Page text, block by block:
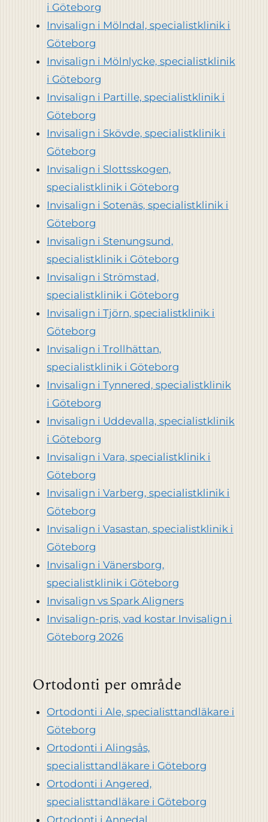
i Göteborg
Invisalign i Mölndal, specialistklinik i
Göteborg
Invisalign i Mölnlycke, specialistklinik
i Göteborg
Invisalign i Partille, specialistklinik i
Göteborg
Invisalign i Skövde, specialistklinik i
Göteborg
Invisalign i Slottsskogen,
specialistklinik i Göteborg
Invisalign i Sotenäs, specialistklinik i
Göteborg
Invisalign i Stenungsund,
specialistklinik i Göteborg
Invisalign i Strömstad,
specialistklinik i Göteborg
Invisalign i Tjörn, specialistklinik i
Göteborg
Invisalign i Trollhättan,
specialistklinik i Göteborg
Invisalign i Tynnered, specialistklinik
i Göteborg
Invisalign i Uddevalla, specialistklinik
i Göteborg
Invisalign i Vara, specialistklinik i
Göteborg
Invisalign i Varberg, specialistklinik i
Göteborg
Invisalign i Vasastan, specialistklinik i
Göteborg
Invisalign i Vänersborg,
specialistklinik i Göteborg
Invisalign vs Spark Aligners
Invisalign-pris, vad kostar Invisalign i
Göteborg 2026
Ortodonti per område
Ortodonti i Ale, specialisttandläkare i
Göteborg
Ortodonti i Alingsås,
specialisttandläkare i Göteborg
Ortodonti i Angered,
specialisttandläkare i Göteborg
Ortodonti i Annedal,